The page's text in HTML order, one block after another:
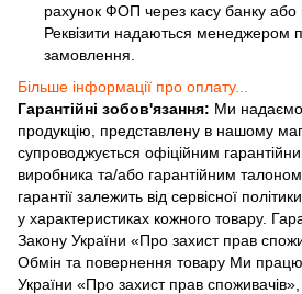
рахунок ФОП через касу банку або
Реквізити надаються менеджером
замовлення.
Більше інформації про оплату...
Гарантійні зобов'язання: Ми надаємо
продукцію, представлену в нашому
супроводжується офіційним
виробника та/або гарантійним талоном
гарантії залежить від сервісної
у характеристиках кожного товару.
Закону України «Про захист прав
Обмін та повернення товару Ми
України «Про захист прав